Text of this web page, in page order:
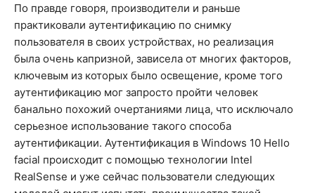
По правде говоря, производители и раньше
практиковали аутентификацию по снимку
пользователя в своих устройствах, но реализация
была очень капризной, зависела от многих факторов,
ключевым из которых было освещение, кроме того
аутентификацию мог запросто пройти человек
банально похожий очертаниями лица, что исключало
серьезное использование такого способа
аутентификации. Аутентификация в Windows 10 Hello
facial происходит с помощью технологии Intel
RealSense и уже сейчас пользователи следующих